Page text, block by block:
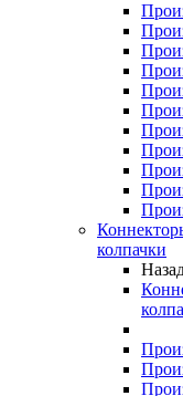
колпачки